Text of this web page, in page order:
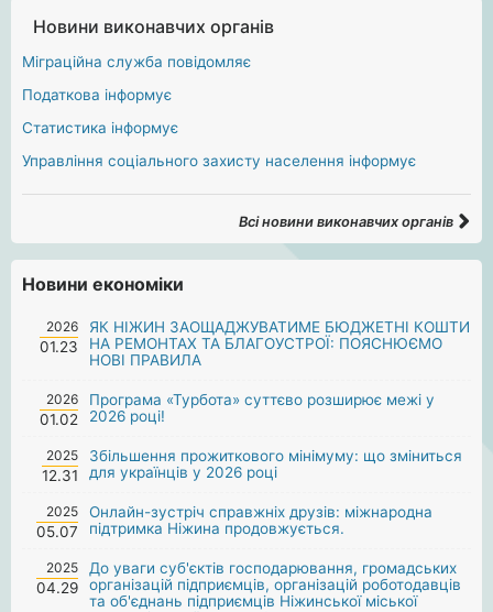
Новини виконавчих органів
Міграційна служба повідомляє
Податкова інформує
Статистика інформує
Управління соціального захисту населення інформує
Всі новини виконавчих органів
Новини економіки
2026
01.23
ЯК НІЖИН ЗАОЩАДЖУВАТИМЕ БЮДЖЕТНІ КОШТИ
НА РЕМОНТАХ ТА БЛАГОУСТРОЇ: ПОЯСНЮЄМО
НОВІ ПРАВИЛА
2026
01.02
Програма «Турбота» суттєво розширює межі у
2026 році!
2025
12.31
Збільшення прожиткового мінімуму: що зміниться
для українців у 2026 році
2025
05.07
Онлайн-зустріч справжніх друзів: міжнародна
підтримка Ніжина продовжується.
2025
04.29
До уваги суб'єктів господарювання, громадських
організацій підприємців, організацій роботодавців
та об'єднань підприємців Ніжинської міської